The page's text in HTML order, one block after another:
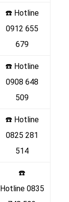
☎️ Hotline
0912 655
679
☎️ Hotline
0908 648
509
☎️ Hotline
0825 281
514
☎️
Hotline0835